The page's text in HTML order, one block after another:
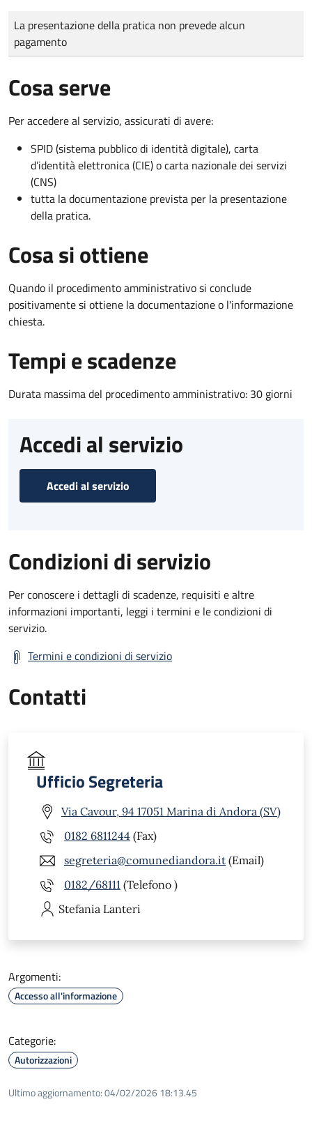
Tipo di pagamento
Importo
La presentazione della pratica non prevede alcun
pagamento
Cosa serve
Per accedere al servizio, assicurati di avere:
SPID (sistema pubblico di identità digitale), carta
d’identità elettronica (CIE) o carta nazionale dei servizi
(CNS)
tutta la documentazione prevista per la presentazione
della pratica.
Cosa si ottiene
Quando il procedimento amministrativo si conclude
positivamente si ottiene la documentazione o l'informazione
chiesta.
Tempi e scadenze
Durata massima del procedimento amministrativo: 30 giorni
Accedi al servizio
Accedi al servizio
Condizioni di servizio
Per conoscere i dettagli di scadenze, requisiti e altre
informazioni importanti, leggi i termini e le condizioni di
servizio.
Termini e condizioni di servizio
Contatti
Ufficio Segreteria
Via Cavour, 94 17051 Marina di Andora (SV)
0182 6811244 (Fax)
segreteria@comunediandora.it (Email)
0182/68111 (Telefono )
Stefania Lanteri
Argomenti:
Accesso all'informazione
Categorie:
Autorizzazioni
Ultimo aggiornamento:04/02/2026 18:13.45